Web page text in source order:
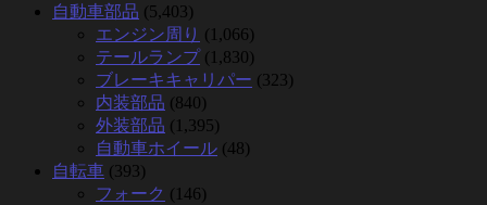
自動車部品 (5,403)
エンジン周り (1,066)
テールランプ(1,830)
ブレーキキャリパー (323)
内装部品 (840)
外装部品 (1,395)
自動車ホイール (48)
自転車 (393)
フォーク (146)